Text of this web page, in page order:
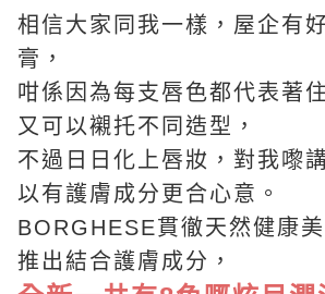
相信大家同我一樣，屋企有
膏，
咁係因為每支唇色都代表著
又可以襯托不同造型，
不過日日化上唇妝，對我嚟
以有護膚成分更合心意。
BORGHESE貫徹天然健康
推出結合護膚成分，